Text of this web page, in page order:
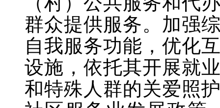
群众提供服务。加强
自我服务功能，优化
设施，依托其开展就
和特殊人群的关爱照